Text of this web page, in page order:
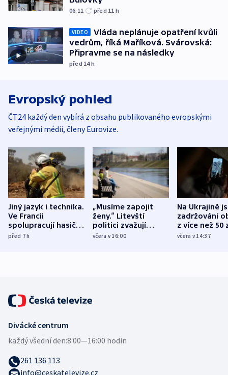
06:11 před 11 h
VIDEO
Vláda neplánuje opatření kvůli
vedrům, říká Maříková. Svárovská:
Připravme se na následky
před 14h
Evropský pohled
ČT24 každý den vybírá z obsahu publikovaného evropskými
veřejnými médii, členy Eurovize.
Jiný jazyk i technika.
Ve Francii
spolupracují hasiči z
různých zemí
před 7h
„Musíme zapojit
ženy.“ Litevští
politici zvažují
dohodu o
včera v 16:00
Na Ukrajině
zadržováni
z více než 50
Bojovali na
včera v 14:37
Divácké centrum
každý všední den:8:00—16:00 hodin
261 136 113
info@ceskatelevize.cz